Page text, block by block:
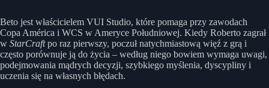
Beto jest właścicielem VUI Studio, które pomaga przy zawodach
Copa América i WCS w Ameryce Południowej. Kiedy Roberto zagrał
w StarCraftpo raz pierwszy, poczuł natychmiastową więź z grą i
często porównuje ją do życia – według niego bowiem wymaga uwagi,
podejmowania mądrych decyzji, szybkiego myślenia, dyscypliny i
uczenia się na własnych błędach.